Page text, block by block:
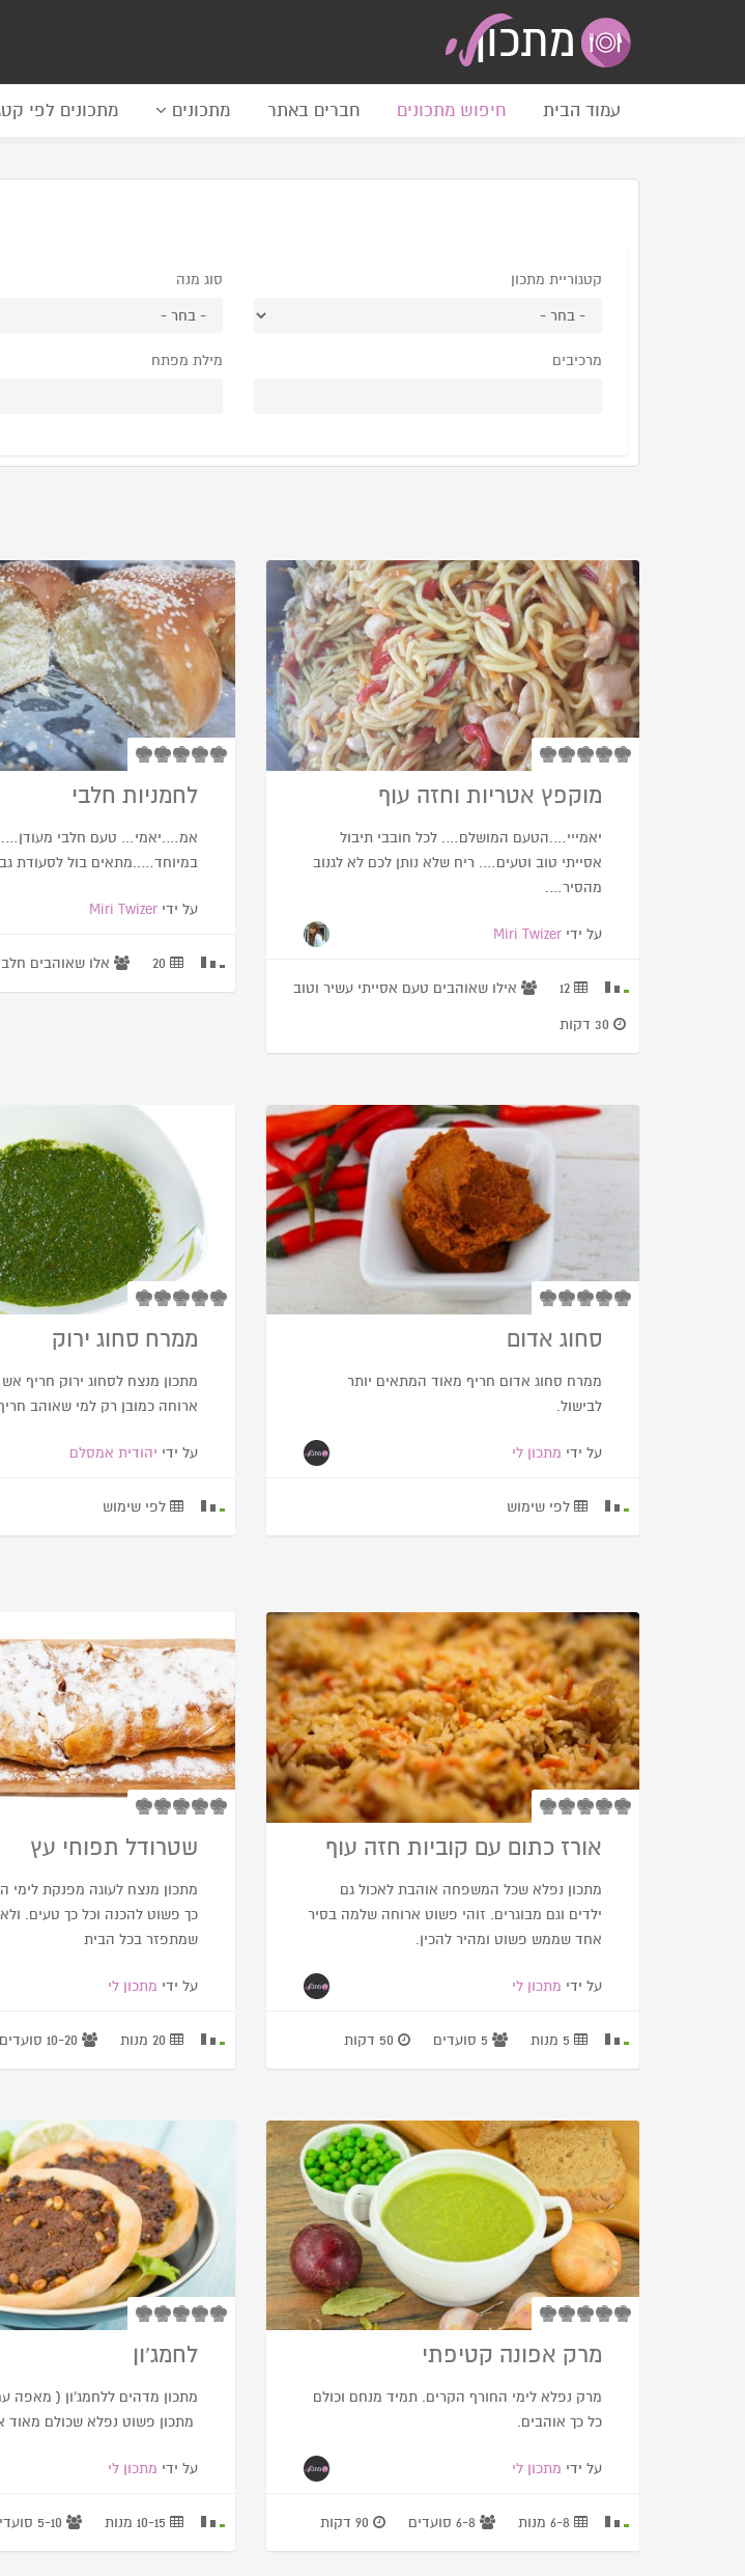
עמוד הבית חיפוש מתכונים חברים באתר מתכונים מתכונים לפי
קטגוריית מתכון סוג מנה
מרכיבים
מילת מפתח
מוקפץ אטריות וחזה עוף
יאמייי….הטעם המושלם…. לכל חובבי תיבול
אסייתי טוב וטעים…. ריח שלא נותן לכם לא לגנוב
מהסיר….
על ידי Miri Twizer
אילו שאוהבים טעם אסייתי עשיר וטוב
לחמניות חלבי
אמ….יאמי… טעם חלבי מעודן….
במיוחד…..מתאים בול לסעודת
על ידי Miri Twizer
אלו שאוהבים
סחוג אדום
ממרח סחוג אדום חריף מאוד המתאים יותר
לבישול.
על ידי מתכון לי
לפי שימוש
ממרח סחוג ירוק
מתכון מנצח לסחוג ירוק חריף
ארוחה כמובן רק למי שאוהב
על ידי יהודית אמסלם
לפי שימוש
אורז כתום עם קוביות חזה עוף
מתכון נפלא שכל המשפחה אוהבת לאכול גם
ילדים וגם מבוגרים. זוהי פשוט ארוחה שלמה בסיר
אחד שממש פשוט ומהיר להכין.
על ידי מתכון לי
שטרודל תפוחי עץ
מתכון מנצח לעוגה מפנקת לימי
כך פשוט להכנה וכל כך טעים.
שמתפזר בכל הבית
על ידי מתכון לי
מרק אפונה קטיפתי
מרק נפלא לימי החורף הקרים. תמיד מנחם וכולם
כל כך אוהבים.
על ידי מתכון לי
לחמג’ון
מתכון מדהים ללחמג’ון ( מאפה
מתכון פשוט נפלא שכולם מאוד
על ידי מתכון לי